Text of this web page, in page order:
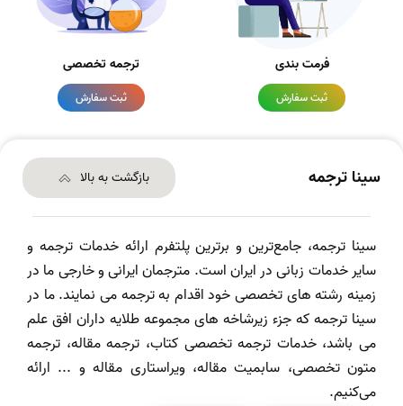
فرمت بندی
ثبت سفارش
ترجمه تخصصی
ثبت سفارش
سینا ترجمه بازگشت به بالا
سینا ترجمه، جامع‌ترین و برترین پلتفرم ارائه خدمات ترجمه و
سایر خدمات زبانی در ایران است. مترجمان ایرانی و خارجی ما در
زمینه رشته های تخصصی خود اقدام به ترجمه می نمایند. ما در
سینا ترجمه که جزء زیرشاخه های مجموعه طلایه داران افق علم
می باشد، خدمات ترجمه تخصصی کتاب، ترجمه مقاله، ترجمه
متون تخصصی، سابمیت مقاله، ویراستاری مقاله و ... ارائه
می‌کنیم.